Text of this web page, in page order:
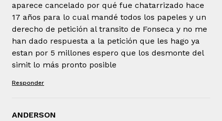
aparece cancelado por qué fue chatarrizado hace
17 años para lo cual mandé todos los papeles y un
derecho de petición al transito de Fonseca y no me
han dado respuesta a la petición que les hago ya
estan por 5 millones espero que los desmonte del
simit lo más pronto posible
Responder
ANDERSON